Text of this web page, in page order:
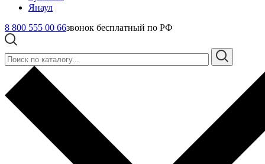
Янаул
8 800 555 00 66звонок бесплатный по РФ